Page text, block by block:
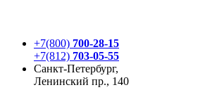
+7(800) 700-28-15
+7(812) 703-05-55
Санкт-Петербург,
Ленинский пр., 140